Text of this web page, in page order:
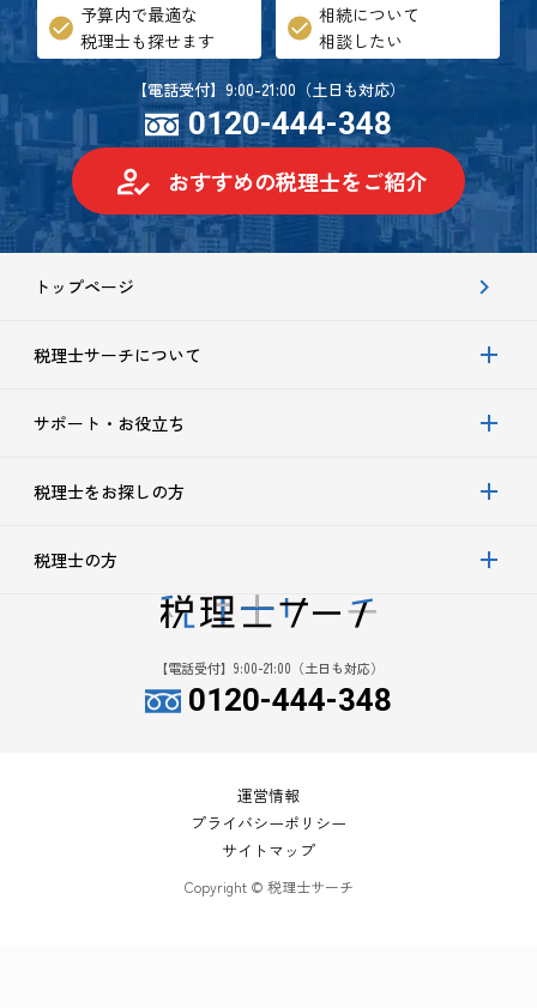
予算内で最適な
税理士も探せます
相続について
相談したい
【電話受付】9:00-21:00（土日も対応）
0120-444-348
おすすめの税理士をご紹介
【電話受付】9:00-21:00（土日も対応）
0120-444-348
トップページ
税理士サーチについて
サポート・お役立ち
税理士をお探しの方
税理士の方
運営情報
プライバシーポリシー
サイトマップ
Copyright © 税理士サーチ